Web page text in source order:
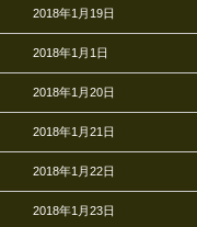
2018年1月19日
2018年1月1日
2018年1月20日
2018年1月21日
2018年1月22日
2018年1月23日